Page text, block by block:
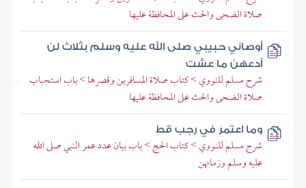
صلاة الضحى والحث على المحافظة عليها
أوصاني حبيبي صلى الله عليه وسلم بثلاث لن
أدعهن ما عشت
شرح مسلم للنووي > كتاب صلاة المسافرين وقصرها > باب استحباب
صلاة الضحى والحث على المحافظة عليها
وما اعتمر في رجب قط
شرح مسلم للنووي > كتاب الحج > باب بيان عدد عمر النبي صلى الله
عليه وسلم وزمانهن